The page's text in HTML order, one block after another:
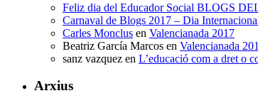
Feliz dia del Educador Social BLOGS
Carnaval de Blogs 2017 – Dia
Carles Monclus en Valencianada 2017
Beatriz García Marcos en Valencianada
sanz vazquez en L’educació com a dret o
Arxius